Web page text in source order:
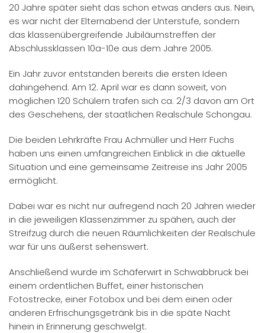
20 Jahre später sieht das schon etwas anders aus. Nein,
es war nicht der Elternabend der Unterstufe, sondern
das klassenübergreifende Jubiläumstreffen der
Abschlussklassen 10a-10e aus dem Jahre 2005.
Ein Jahr zuvor entstanden bereits die ersten Ideen
dahingehend. Am 12. April war es dann soweit, von
möglichen 120 Schülern trafen sich ca. 2/3 davon am Ort
des Geschehens, der staatlichen Realschule Schongau.
Die beiden Lehrkräfte Frau Achmüller und Herr Fuchs
haben uns einen umfangreichen Einblick in die aktuelle
Situation und eine gemeinsame Zeitreise ins Jahr 2005
ermöglicht.
Dabei war es nicht nur aufregend nach 20 Jahren wieder
in die jeweiligen Klassenzimmer zu spähen, auch der
Streifzug durch die neuen Räumlichkeiten der Realschule
war für uns äußerst sehenswert.
Anschließend wurde im Schäferwirt in Schwabbruck bei
einem ordentlichen Buffet, einer historischen
Fotostrecke, einer Fotobox und bei dem einen oder
anderen Erfrischungsgetränk bis in die späte Nacht
hinein in Erinnerung geschwelgt.